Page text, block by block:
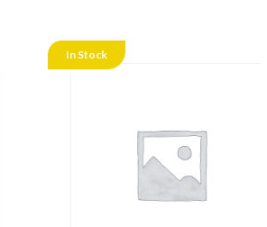
In Stock